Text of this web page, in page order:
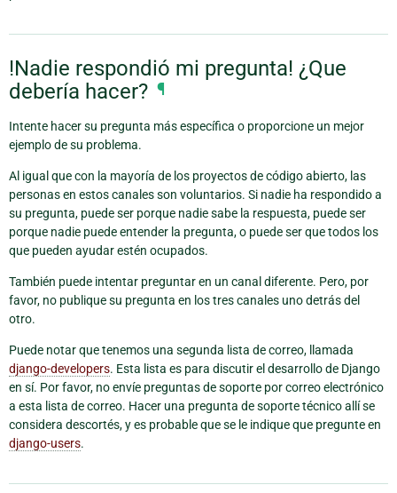
!Nadie respondió mi pregunta! ¿Que
debería hacer? ¶
Intente hacer su pregunta más específica o proporcione un mejor
ejemplo de su problema.
Al igual que con la mayoría de los proyectos de código abierto, las
personas en estos canales son voluntarios. Si nadie ha respondido a
su pregunta, puede ser porque nadie sabe la respuesta, puede ser
porque nadie puede entender la pregunta, o puede ser que todos los
que pueden ayudar estén ocupados.
También puede intentar preguntar en un canal diferente. Pero, por
favor, no publique su pregunta en los tres canales uno detrás del
otro.
Puede notar que tenemos una segunda lista de correo, llamada
django-developers. Esta lista es para discutir el desarrollo de Django
en sí. Por favor, no envíe preguntas de soporte por correo electrónico
a esta lista de correo. Hacer una pregunta de soporte técnico allí se
considera descortés, y es probable que se le indique que pregunte en
django-users.